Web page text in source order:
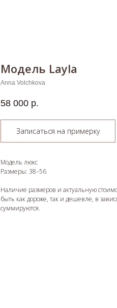
Модель Layla
Anna Volchkova
58 000 р.
Записаться на примерку
Модель люкс
Размеры: 38–56
Наличие размеров и актуальную
быть как дороже, так и дешевле, в
суммируются.